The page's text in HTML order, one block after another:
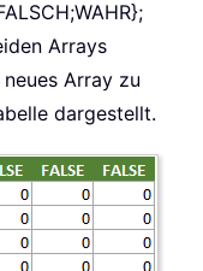
Arrays
Array zu
dargestellt.